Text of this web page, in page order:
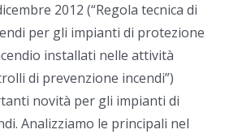
2012 (“Regola tecnica di
per gli impianti di protezione
installati nelle attività
di prevenzione incendi”)
novità per gli impianti di
Analizziamo le principali nel